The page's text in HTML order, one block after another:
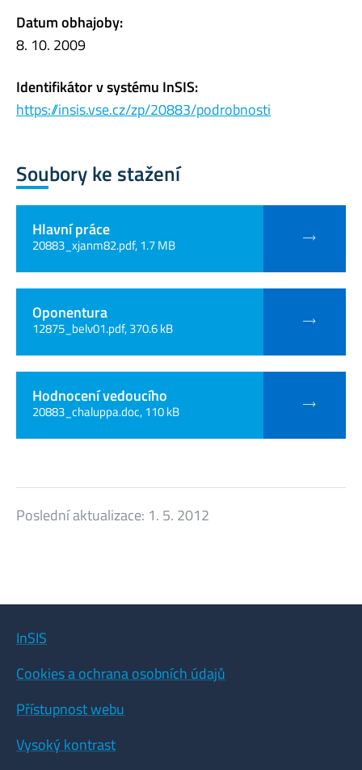
Datum obhajoby:
8. 10. 2009
Identifikátor v systému InSIS:
https://insis.vse.cz/zp/20883/podrobnosti
Soubory ke stažení
Hlavní práce
20883_xjanm82.pdf, 1.7 MB
Oponentura
12875_belv01.pdf, 370.6 kB
Hodnocení vedoucího
20883_chaluppa.doc, 110 kB
Poslední aktualizace: 1. 5. 2012
InSIS
Cookies a ochrana osobních údajů
Přístupnost webu
Vysoký kontrast